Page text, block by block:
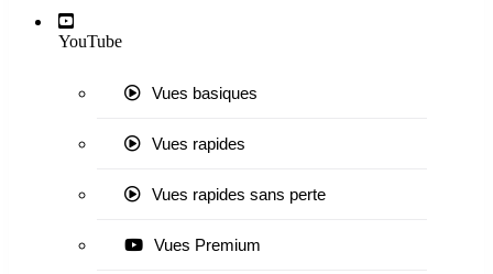
YouTube
Vues basiques
Vues rapides
Vues rapides sans perte
Vues Premium